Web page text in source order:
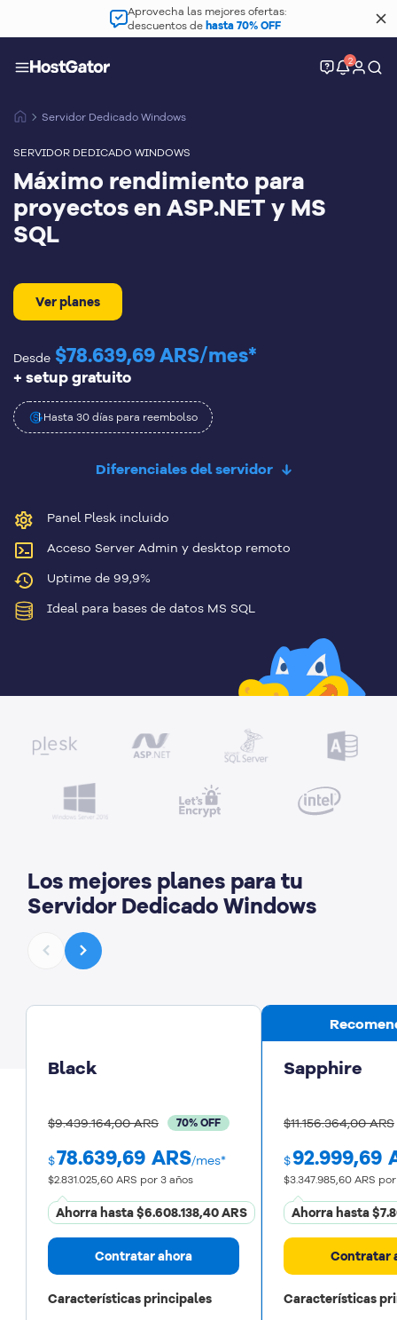
Aprovecha las mejores ofertas:
descuentos de hasta 70% OFF
2
Servidor Dedicado Windows
SERVIDOR DEDICADO WINDOWS
Máximo rendimiento para
proyectos en ASP.NET y MS
SQL
Ver planes
Desde $78.639,69 ARS/mes*
+ setup gratuito
Hasta 30 días para reembolso
Diferenciales del servidor
Panel Plesk incluido
Acceso Server Admin y desktop remoto
Uptime de 99,9%
Ideal para bases de datos MS SQL
Los mejores planes para tu
Servidor Dedicado Windows
Black
$9.439.164,00 ARS 70% OFF
$78.639,69 ARS/mes*
$2.831.025,60 ARS por 3 años
Ahorra hasta$6.608.138,40 ARS
Contratar ahora
Características principales
Sapphire
$11.156.364,00 ARS
$92.999,69
$3.347.985,60 ARS
Ahorra hasta
Contratar
Características